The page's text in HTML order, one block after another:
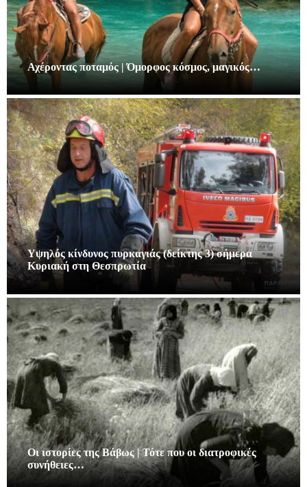
Αχέροντας ποταμός | Όμορφος κόσμος, μαγικός…
Υψηλός κίνδυνος πυρκαγιάς (δείκτης 3) σήμερα
Κυριακή στη Θεσπρωτία
Οι ιστορίες της Βάβως | Τότε που οι διατροφικές
συνήθειες…